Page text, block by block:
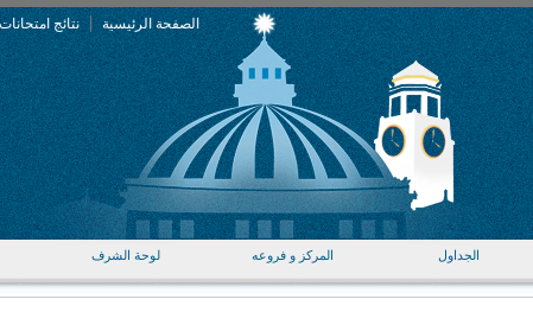
الجداول المركز و فروعه لوحة الشرف
الصفحة الرئيسية | نتائج